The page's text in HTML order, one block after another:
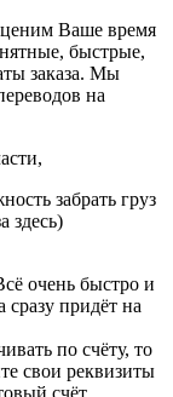
Ваше время
быстрые,
заказа. Мы
на
забрать груз
здесь)
очень быстро и
придёт на
по счёту, то
свои реквизиты
счёт .